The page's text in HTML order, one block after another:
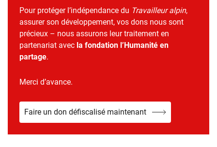
Pour protéger l’indépendance du Travailleur alpin,
assurer son développement, vos dons nous sont
précieux – nous assurons leur traitement en
partenariat avec la fondation l’Humanité en
partage.
Merci d’avance.
Faire un don défiscalisé maintenant